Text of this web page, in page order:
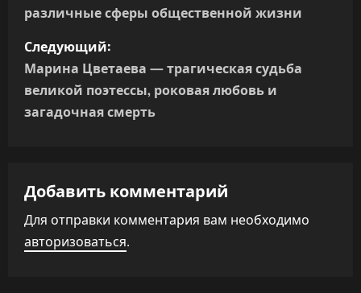
в
и
г
а
и
я
п
различные сферы общественной жизни
Следующий:
Марина Цветаева — трагическая судьба
великой поэтессы, роковая любовь и
загадочная смерть
Добавить комментарий
Для отправки комментария вам необходимо
авторизоваться.